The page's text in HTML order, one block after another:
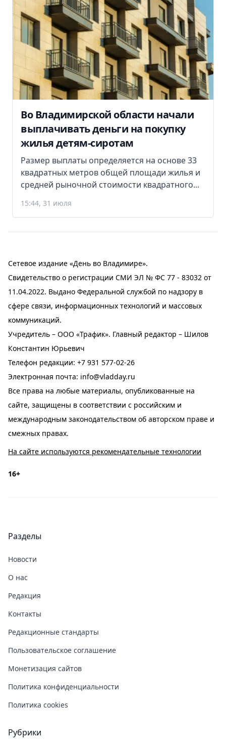
Во Владимирской области начали
выплачивать деньги на покупку
жилья детям-сиротам
Размер выплаты определяется на основе 33
квадратных метров общей площади жилья и
средней рыночной стоимости квадратного...
15:44, 31 июля
Сетевое издание «День во Владимире».
Свидетельство о регистрации СМИ ЭЛ № ФС 77 - 83032 от
11.04.2022. Выдано Федеральной службой по надзору в
сфере связи, информационных технологий и массовых
коммуникаций.
Учредитель – ООО «Трафик». Главный редактор – Шилов
Константин Юрьевич
Телефон редакции: +7 931 577-02-26
Электронная почта: info@vladday.ru
Все права на любые материалы, опубликованные на
сайте, защищены в соответствии с российским и
международным законодательством об авторском праве и
смежных правах.
На сайте используются рекомендательные технологии
16+
Разделы
Новости
О нас
Редакция
Контакты
Редакционные стандарты
Пользовательское соглашение
Монетизация сайтов
Политика конфиденциальности
Политика cookies
Рубрики